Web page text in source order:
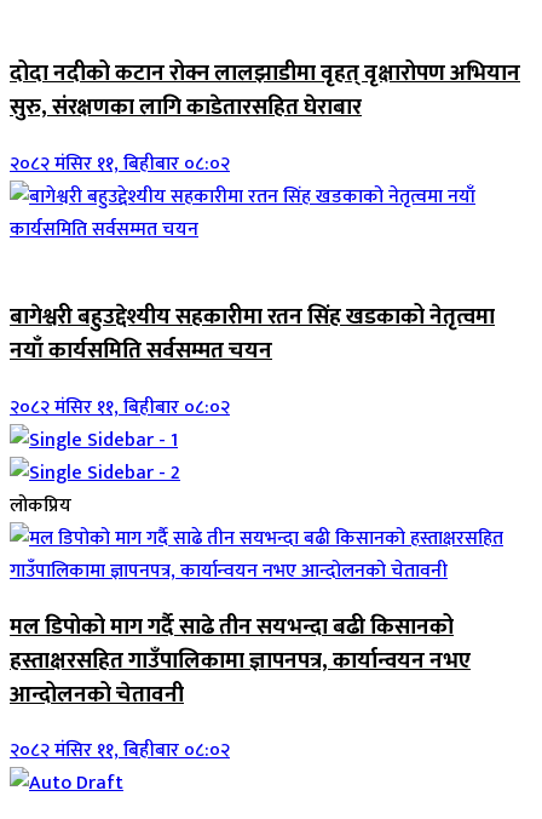
दोदा नदीको कटान रोक्न लालझाडीमा वृहत् वृक्षारोपण अभियान
सुरु, संरक्षणका लागि काडेतारसहित घेराबार
२०८२ मंसिर ११, बिहीबार ०८:०२
बागेश्वरी बहुउद्देश्यीय सहकारीमा रतन सिंह खडकाको नेतृत्वमा
नयाँ कार्यसमिति सर्वसम्मत चयन
२०८२ मंसिर ११, बिहीबार ०८:०२
लोकप्रिय
मल डिपोको माग गर्दै साढे तीन सयभन्दा बढी किसानको
हस्ताक्षरसहित गाउँपालिकामा ज्ञापनपत्र, कार्यान्वयन नभए
आन्दोलनको चेतावनी
२०८२ मंसिर ११, बिहीबार ०८:०२